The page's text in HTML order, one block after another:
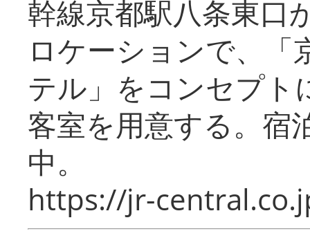
幹線京都駅八条東口
ロケーションで、「
テル」をコンセプト
客室を用意する。宿
中。
https://jr-